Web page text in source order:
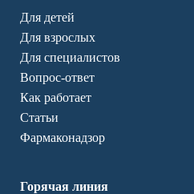
Для детей
Для взрослых
Для специалистов
Вопрос-ответ
Как работает
Статьи
Фармаконадзор
Горячая линия